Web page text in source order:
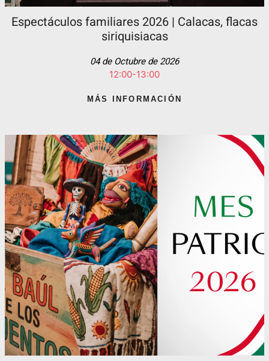
Espectáculos familiares 2026 | Calacas, flacas
siriquisiacas
04 de Octubre de 2026
12:00-13:00
MÁS INFORMACIÓN